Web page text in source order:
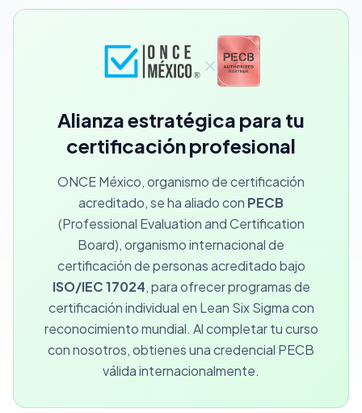
×
Alianza estratégica para tu
certificación profesional
ONCE México, organismo de certificación
acreditado, se ha aliado con PECB
(Professional Evaluation and Certification
Board), organismo internacional de
certificación de personas acreditado bajo
ISO/IEC 17024, para ofrecer programas de
certificación individual en Lean Six Sigma con
reconocimiento mundial. Al completar tu curso
con nosotros, obtienes una credencial PECB
válida internacionalmente.